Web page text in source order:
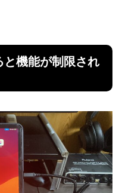
機能が制限され